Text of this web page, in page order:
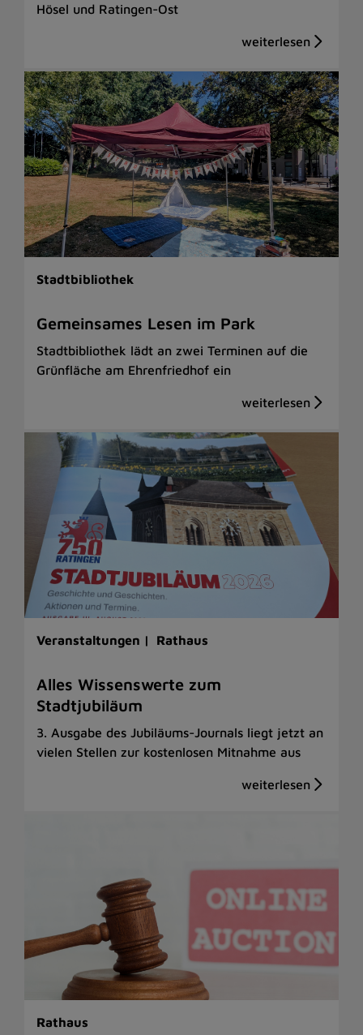
Hösel und Ratingen-Ost
Stadtbibliothek
Gemeinsames Lesen im Park
Stadtbibliothek lädt an zwei Terminen auf die
Grünfläche am Ehrenfriedhof ein
Veranstaltungen | Rathaus
Alles Wissenswerte zum
Stadtjubiläum
3. Ausgabe des Jubiläums-Journals liegt jetzt an
vielen Stellen zur kostenlosen Mitnahme aus
Rathaus